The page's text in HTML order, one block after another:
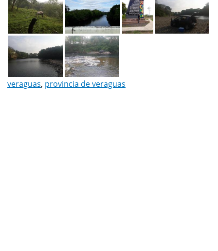
veraguas, provincia de veraguas